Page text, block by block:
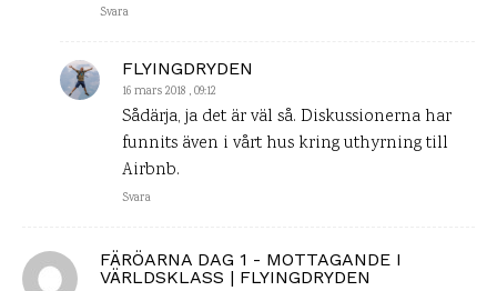
Svara
FLYINGDRYDEN
16 mars 2018 , 09:12
Sådärja, ja det är väl så. Diskussionerna har
funnits även i vårt hus kring uthyrning till
Airbnb.
Svara
FÄRÖARNA DAG 1 - MOTTAGANDE I
VÄRLDSKLASS | FLYINGDRYDEN